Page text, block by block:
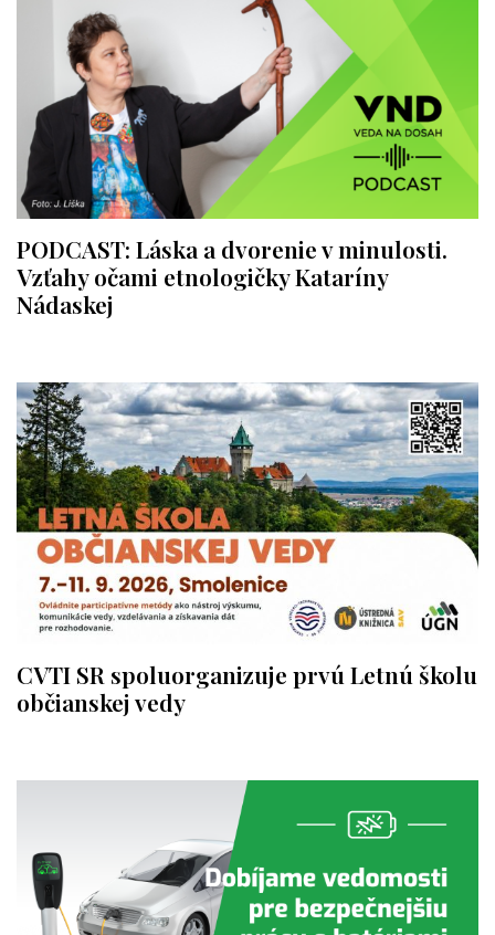
PODCAST: Láska a dvorenie v minulosti.
Vzťahy očami etnologičky Kataríny
Nádaskej
CVTI SR spoluorganizuje prvú Letnú školu
občianskej vedy